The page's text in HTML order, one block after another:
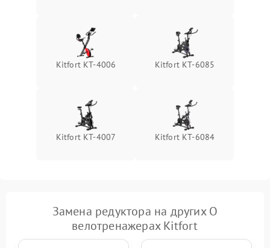
Kitfort КТ-4006 Kitfort КТ-6085
Kitfort КТ-4007 Kitfort КТ-6084
Замена редуктора на других О
велотренажерах Kitfort